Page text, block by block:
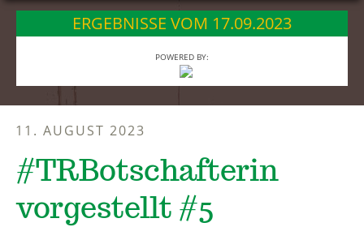
springen
ERGEBNISSE VOM 17.09.2023
POWERED BY:
11. AUGUST 2023
#TRBotschafterin
vorgestellt #5